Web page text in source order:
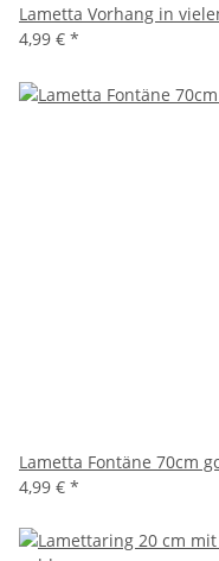
Lametta Vorhang in
4,99 € *
Lametta Fontäne 70cm
4,99 € *